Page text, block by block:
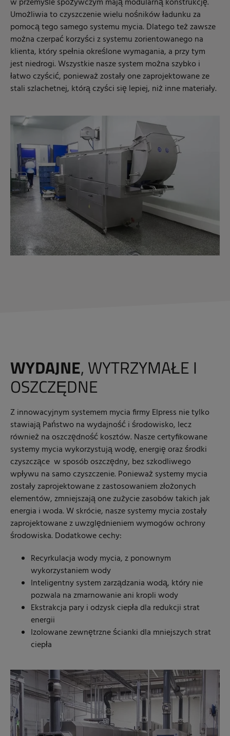
w przemyśle spożywczym mają modularną konstrukcję.
Umożliwia to czyszczenie wielu nośników ładunku za
pomocą tego samego systemu mycia. Dlatego też zawsze
można czerpać korzyści z systemu zorientowanego na
klienta, który spełnia określone wymagania, a przy tym
jest niedrogi. Wszystkie nasze system można szybko i
łatwo czyścić, ponieważ zostały one zaprojektowane ze
stali szlachetnej, którą czyści się lepiej, niż inne materiały.
WYDAJNE, WYTRZYMAŁE I
OSZCZĘDNE
Z innowacyjnym systemem mycia firmy Elpress nie tylko
stawiają Państwo na wydajność i środowisko, lecz
również na oszczędność kosztów. Nasze certyfikowane
systemy mycia wykorzystują wodę, energię oraz środki
czyszczące w sposób oszczędny, bez szkodliwego
wpływu na samo czyszczenie. Ponieważ systemy mycia
zostały zaprojektowane z zastosowaniem złożonych
elementów, zmniejszają one zużycie zasobów takich jak
energia i woda. W skrócie, nasze systemy mycia zostały
zaprojektowane z uwzględnieniem wymogów ochrony
środowiska. Dodatkowe cechy:
Recyrkulacja wody mycia, z ponownym
wykorzystaniem wody
Inteligentny system zarządzania wodą, który nie
pozwala na zmarnowanie ani kropli wody
Ekstrakcja pary i odzysk ciepła dla redukcji strat
energii
Izolowane zewnętrzne ścianki dla mniejszych strat
ciepła